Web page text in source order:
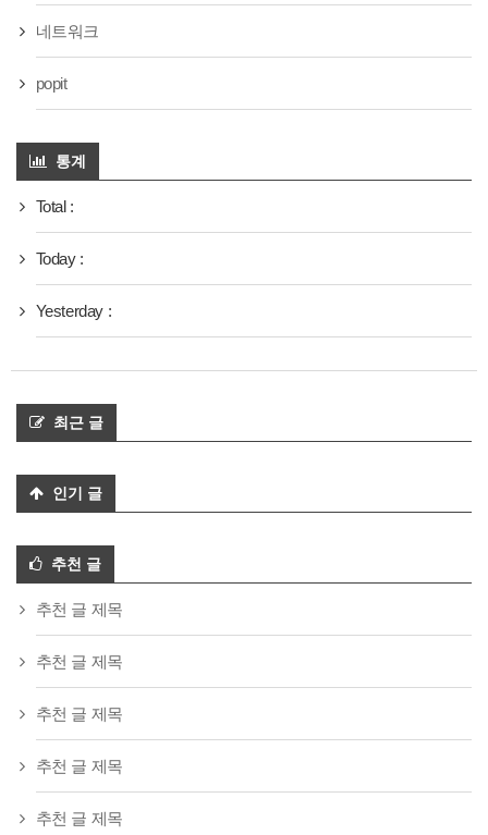
네트워크
popit
통계
Total :
Today :
Yesterday :
최근 글
인기 글
추천 글
추천 글 제목
추천 글 제목
추천 글 제목
추천 글 제목
추천 글 제목